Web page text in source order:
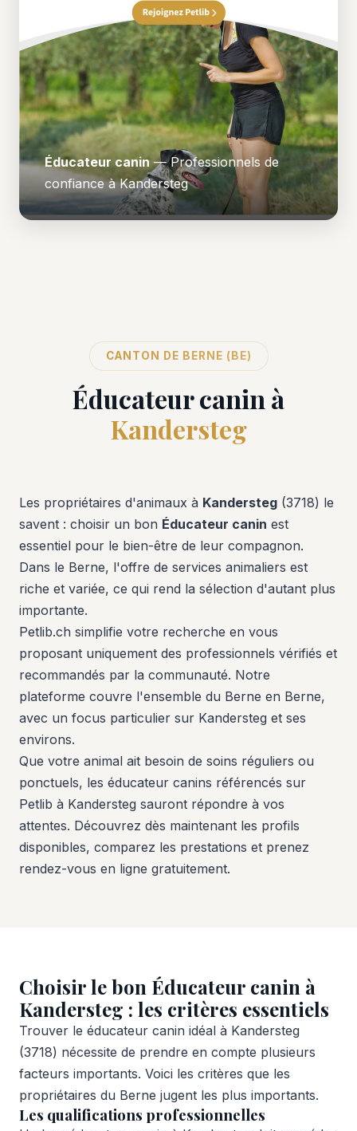
Éducateur canin — Professionnels de
confiance à Kandersteg
CANTON DE BERNE (BE)
Éducateur canin à
Kandersteg
Les propriétaires d'animaux à Kandersteg (3718) le
savent : choisir un bon Éducateur canin est
essentiel pour le bien-être de leur compagnon.
Dans le Berne, l'offre de services animaliers est
riche et variée, ce qui rend la sélection d'autant plus
importante.
Petlib.ch simplifie votre recherche en vous
proposant uniquement des professionnels vérifiés et
recommandés par la communauté. Notre
plateforme couvre l'ensemble du Berne en Berne,
avec un focus particulier sur Kandersteg et ses
environs.
Que votre animal ait besoin de soins réguliers ou
ponctuels, les éducateur canins référencés sur
Petlib à Kandersteg sauront répondre à vos
attentes. Découvrez dès maintenant les profils
disponibles, comparez les prestations et prenez
rendez-vous en ligne gratuitement.
Choisir le bon Éducateur canin à
Kandersteg : les critères essentiels
Trouver le éducateur canin idéal à Kandersteg
(3718) nécessite de prendre en compte plusieurs
facteurs importants. Voici les critères que les
propriétaires du Berne jugent les plus importants.
Les qualifications professionnelles